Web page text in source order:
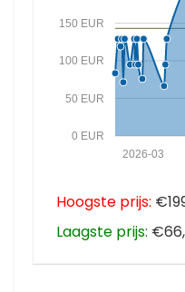
0 EUR
50 EUR
100 EUR
150 EUR
2026-03
Hoogste prijs:
Laagste prijs: